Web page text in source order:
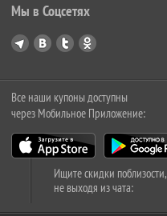
Мы в Соцсетях
Все наши купоны доступны
через Мобильное Приложение:
Ищите скидки поблизости,
не выходя из чата: